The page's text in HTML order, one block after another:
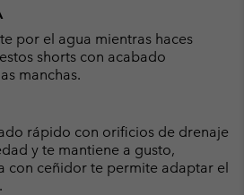
por el agua mientras haces
shorts con acabado
manchas.
rápido con orificios de drenaje
y te mantiene a gusto,
con ceñidor te permite adaptar el